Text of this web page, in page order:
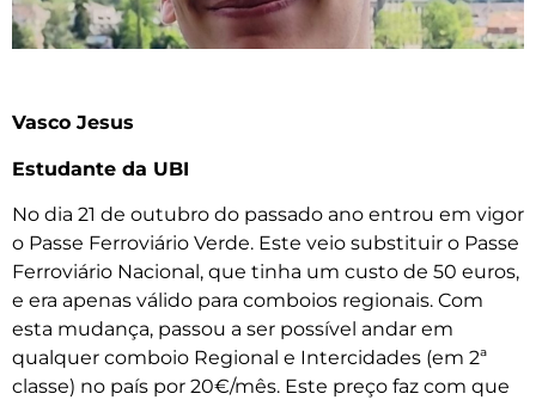
Vasco Jesus
Estudante da UBI
No dia 21 de outubro do passado ano entrou em vigor
o Passe Ferroviário Verde. Este veio substituir o Passe
Ferroviário Nacional, que tinha um custo de 50 euros,
e era apenas válido para comboios regionais. Com
esta mudança, passou a ser possível andar em
qualquer comboio Regional e Intercidades (em 2ª
classe) no país por 20€/mês. Este preço faz com que